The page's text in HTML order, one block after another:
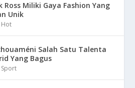
Ross Miliki Gaya Fashion Yang
Unik
Hot
Salah Satu Talenta
Yang Bagus
Sport